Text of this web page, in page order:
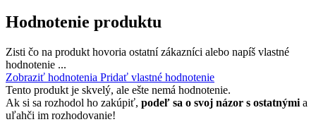
Hodnotenie produktu
Zisti čo na produkt hovoria ostatní zákazníci alebo napíš vlastné
hodnotenie ...
Zobraziť hodnotenia Pridať vlastné hodnotenie
Tento produkt je skvelý, ale ešte nemá hodnotenie.
Ak si sa rozhodol ho zakúpiť, podeľ sa o svoj názor s ostatnými a
uľahči im rozhodovanie!